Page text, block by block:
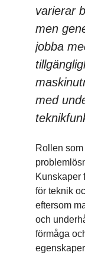
varierar
men
jobba
med
Rollen
Kunskaper
för teknik
eftersom
och
förmåga